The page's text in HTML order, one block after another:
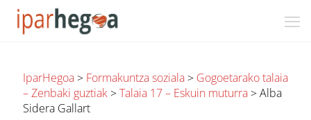
IparHegoa> Formakuntza soziala> Gogoetarako talaia
– Zenbaki guztiak>Talaia 17 – Eskuin muturra>Alba
Sidera Gallart